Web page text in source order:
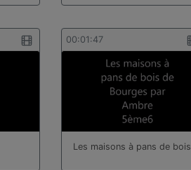
00:01:47
Les maisons à pans de bois